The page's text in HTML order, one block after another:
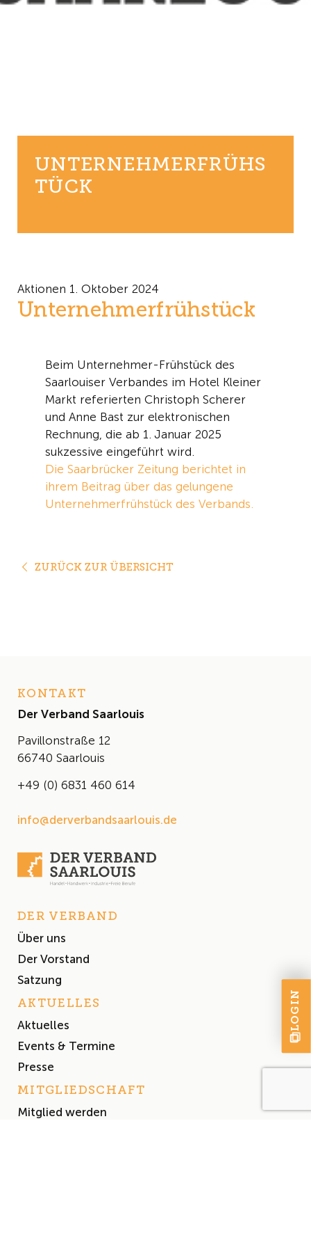
UNTERNEHMERFRÜHS
TÜCK
Aktionen 1. Oktober 2024
Unternehmerfrühstück
Beim Unternehmer-Frühstück des
Saarlouiser Verbandes im Hotel Kleiner
Markt referierten Christoph Scherer
und Anne Bast zur elektronischen
Rechnung, die ab 1. Januar 2025
sukzessive eingeführt wird.
Die Saarbrücker Zeitung berichtet in
ihrem Beitrag über das gelungene
Unternehmerfrühstück des Verbands.
ZURÜCK ZUR ÜBERSICHT
KONTAKT
Der Verband Saarlouis
Pavillonstraße 12
66740 Saarlouis
+49 (0) 6831 460 614
info@derverbandsaarlouis.de
DER VERBAND
Über uns
Der Vorstand
Satzung
AKTUELLES
Aktuelles
Events & Termine
Presse
MITGLIEDSCHAFT
Mitglied werden
LOGIN